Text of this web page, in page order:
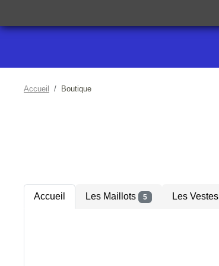
Accueil Boutique
Accueil Les Maillots 5 Les Vestes